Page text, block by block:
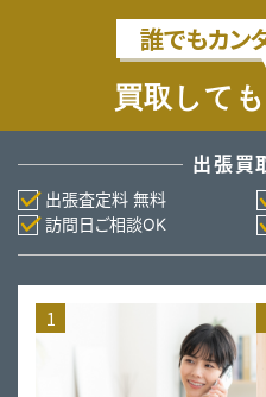
誰でもカン
買取して
出張買
出張査定料 無料
訪問日ご相談OK
1